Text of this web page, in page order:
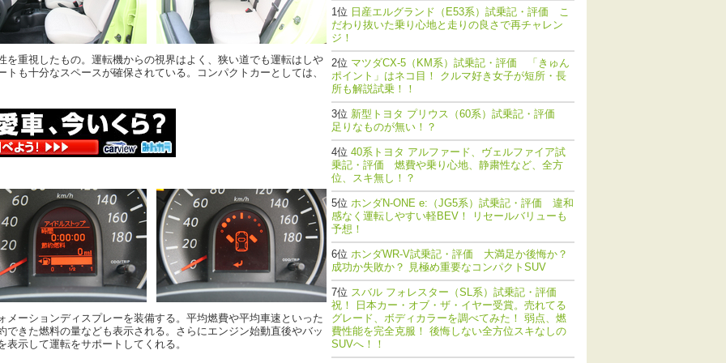
を重視したもの。運転機からの視界はよく、狭い道でも運転はしや
も十分なスペースが確保されている。コンパクトカーとしては、
メーションディスプレーを装備する。平均燃費や平均車速といった
きた燃料の量なども表示される。さらにエンジン始動直後やバッ
示して運転をサポートしてくれる。
日産エルグランド（E53系）試乗記・評価 こ
だわり抜いた乗り心地と走りの良さで再チャレン
ジ！
マツダCX-5（KM系）試乗記・評価 「きゅん
ポイント」はネコ目！ クルマ好き女子が短所・長
所も解説試乗！！
新型トヨタ プリウス（60系）試乗記・評価
足りなものが無い！？
40系トヨタ アルファード、ヴェルファイア試
乗記・評価 燃費や乗り心地、静粛性など、全方
位、スキ無し！？
ホンダN-ONE e:（JG5系）試乗記・評価 違和
感なく運転しやすい軽BEV！ リセールバリューも
予想！
ホンダWR-V試乗記・評価 大満足か後悔か？
成功か失敗か？ 見極め重要なコンパクトSUV
スバル フォレスター（SL系）試乗記・評価
祝！ 日本カー・オブ・ザ・イヤー受賞。売れてる
グレード、ボディカラーを調べてみた！ 弱点、燃
費性能を完全克服！ 後悔しない全方位スキなしの
SUVへ！！